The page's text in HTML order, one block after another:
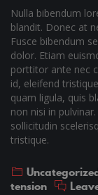
Nulla bibendum
blandit. Donec at
Fusce bibendum
dolor. Etiam
porttitor ante nec
id, eleifend
quam ligula, quis
non nisi in
sollicitudin
tristique.
tension